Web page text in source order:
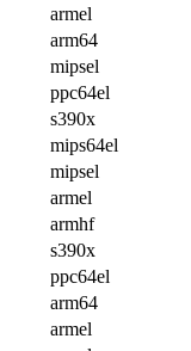
armel
arm64
mipsel
ppc64el
s390x
mips64el
mipsel
armel
armhf
s390x
ppc64el
arm64
armel